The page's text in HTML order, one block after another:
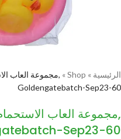
الرئيسية »
Shop
»
Goldengatebatch-Sep23-60
,مجموعة العاب
Sep23-60